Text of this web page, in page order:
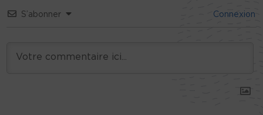
S’abonner Connexion